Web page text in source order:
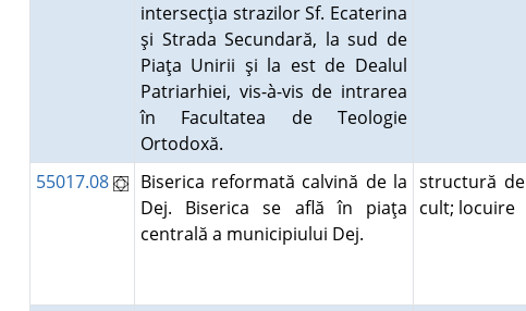
intersecţia strazilor Sf. Ecaterina
şi Strada Secundară, la sud de
Piaţa Unirii şi la est de Dealul
Patriarhiei, vis-à-vis de intrarea
în Facultatea de Teologie
Ortodoxă.
55017.08
Biserica reformată calvină de la
Dej. Biserica se află în piaţa
centrală a municipiului Dej.
structură de
cult; locuire